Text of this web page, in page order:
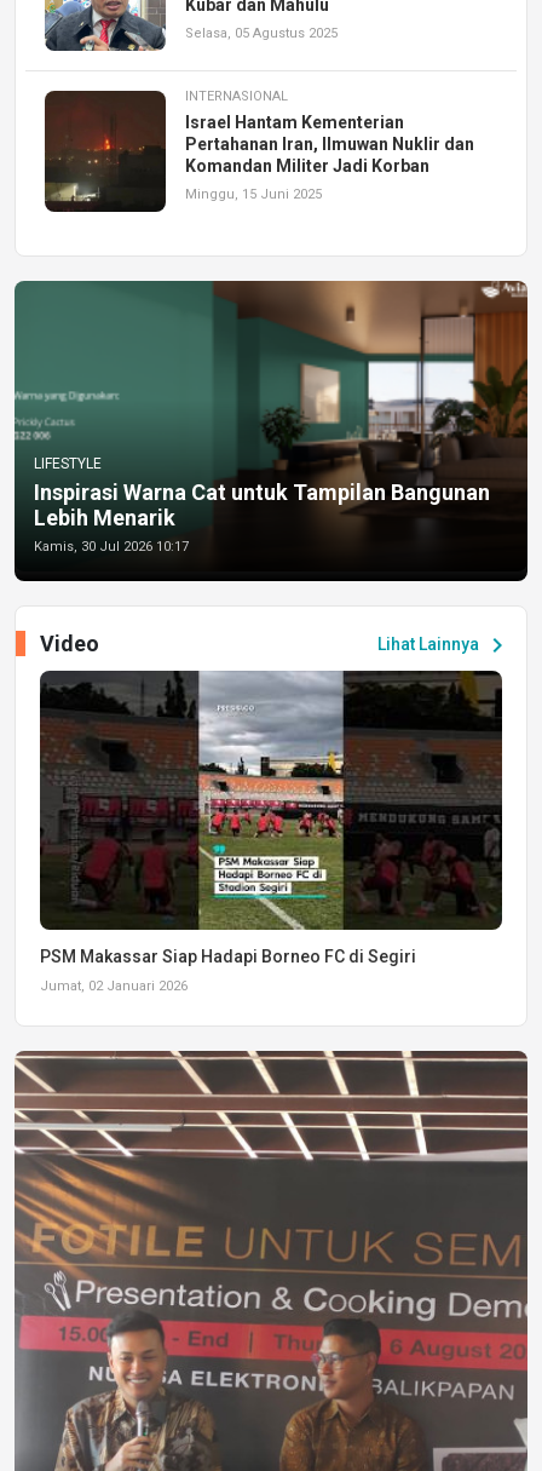
Kubar dan Mahulu
Selasa, 05 Agustus 2025
INTERNASIONAL
Israel Hantam Kementerian
Pertahanan Iran, Ilmuwan Nuklir dan
Komandan Militer Jadi Korban
Minggu, 15 Juni 2025
LIFESTYLE
Inspirasi Warna Cat untuk Tampilan Bangunan
Lebih Menarik
Kamis, 30 Jul 2026 10:17
Lihat Lainnya chevron_right
Video
PSM Makassar Siap Hadapi Borneo FC di Segiri
Jumat, 02 Januari 2026